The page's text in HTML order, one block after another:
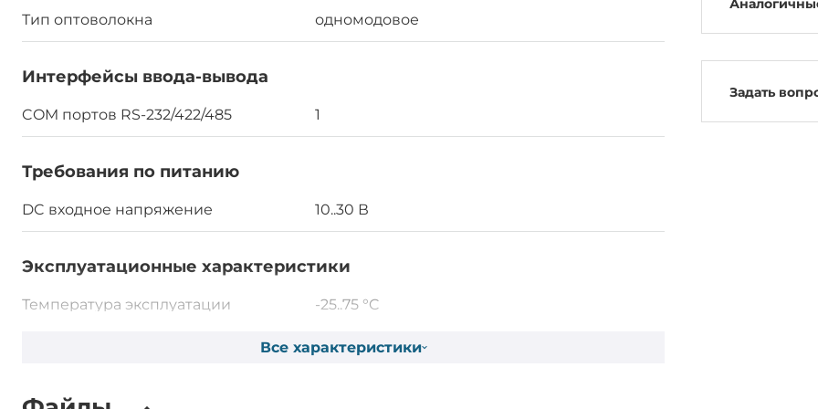
Тип оптоволокна одномодовое
Интерфейсы ввода-вывода
COM портов RS-232/422/485 1
Требования по питанию
DC входное напряжение 10..30 В
Эксплуатационные характеристики
Температура эксплуатации -25..75 °C
Конструкция корпуса
Все характеристики
Задать